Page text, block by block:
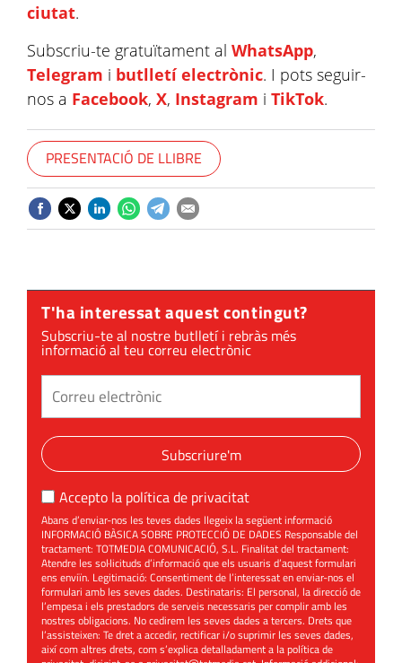
ciutat.
Subscriu-te gratuïtament al WhatsApp,
Telegram i butlletí electrònic. I pots seguir-
nos a Facebook, X, Instagram i TikTok.
PRESENTACIÓ DE LLIBRE
T'ha interessat aquest contingut?
Subscriu-te al nostre butlletí i rebràs més
informació al teu correu electrònic
Subscriure'm
Accepto la política de privacitat
Abans d’enviar-nos les teves dades llegeix la següent informació
INFORMACIÓ BÀSICA SOBRE PROTECCIÓ DE DADES Responsable del
tractament: TOTMEDIA COMUNICACIÓ, S.L. Finalitat del tractament:
Atendre les sol·licituds d’informació que els usuaris d’aquest formulari
ens enviïn. Legitimació: Consentiment de l’interessat en enviar-nos el
formulari amb les seves dades. Destinataris: El personal, la direcció de
l’empesa i els prestadors de serveis necessaris per complir amb les
nostres obligacions. No cedirem les seves dades a tercers. Drets que
l’assisteixen: Te dret a accedir, rectificar i/o suprimir les seves dades,
així com altres drets, com s’explica detalladament a la política de